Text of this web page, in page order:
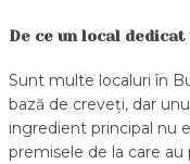
De ce un local
Sunt multe localuri în
bază de creveți, dar
ingredient principal nu
premisele de la care